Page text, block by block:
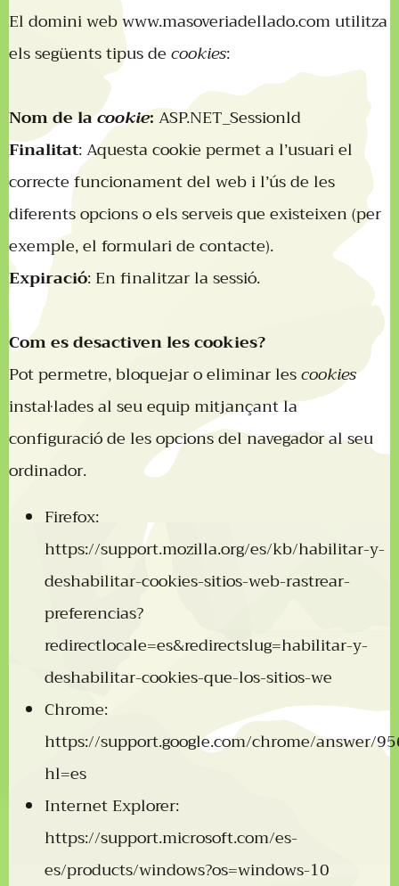
El domini webwww.masoveriadellado.comutilitza
els següents tipus decookies:
Nom de lacookie:ASP.NET_Sessionld
Finalitat: Aquesta cookie permet a l’usuari el
correcte funcionament del web i l’ús de les
diferents opcions o els serveis que existeixen (per
exemple, el formulari de contacte).
Expiració: En finalitzar la sessió.
Com es desactiven les cookies?
Pot permetre, bloquejar o eliminar lescookies
instal·lades al seu equip mitjançant la
configuració de les opcions del navegador al seu
ordinador.
Firefox:
https://support.mozilla.org/es/kb/habilitar-y-
deshabilitar-cookies-sitios-web-rastrear-
preferencias?
redirectlocale=es&redirectslug=habilitar-y-
deshabilitar-cookies-que-los-sitios-we
Chrome:
https://support.google.com/chrome/answer/
hl=es
Internet Explorer:
https://support.microsoft.com/es-
es/products/windows?os=windows-10